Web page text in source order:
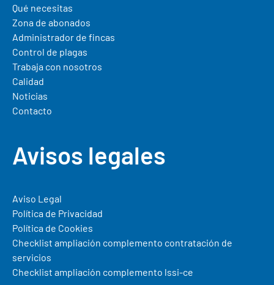
Qué necesitas
Zona de abonados
Administrador de fincas
Control de plagas
Trabaja con nosotros
Calidad
Noticias
Contacto
Avisos legales
Aviso Legal
Política de Privacidad
Política de Cookies
Checklist ampliación complemento contratación de
servicios
Checklist ampliación complemento lssi-ce